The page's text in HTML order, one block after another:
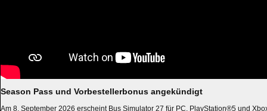
Season Pass und Vorbestellerbonus angekündigt
Am 8. September 2026 erscheint Bus Simulator 27 für PC, PlayStation®5 und